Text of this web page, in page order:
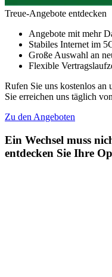
Treue-Angebote entdecken
Angebote mit mehr
Stabiles Internet im
Große Auswahl an
Flexible
Rufen Sie uns kostenlos an
Sie erreichen uns täglich
Zu den Angeboten
Ein Wechsel muss
entdecken Sie Ihre